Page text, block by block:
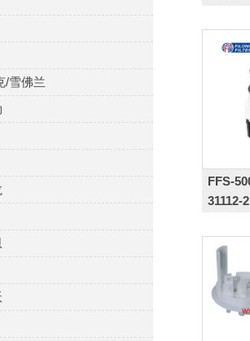
/雪佛兰
FFS-
31112-